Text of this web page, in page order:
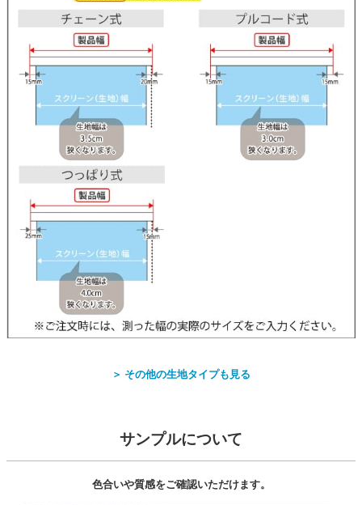
＞ その他の生地タイプも見る
サンプルについて
色合いや質感をご確認いただけます。